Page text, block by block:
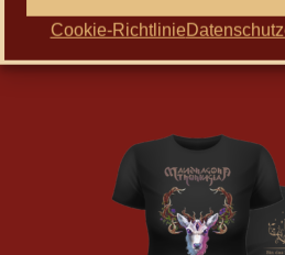
Cookie-Richtlinie Ausführung
weist